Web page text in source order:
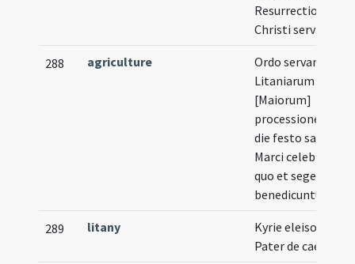
Resurrectionis
Christi servandus
288 agriculture
Ordo servandus in
Litaniarum
[Maiorum]
processione quae
die festo sancti
Marci celebratur
quo et segetes
benedicuntur
289 litany
Kyrie eleison ...
Pater de caelis